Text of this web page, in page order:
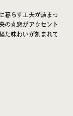
暮らす工夫が詰まっ
の丸窓がアクセント
た味わいが刻まれて